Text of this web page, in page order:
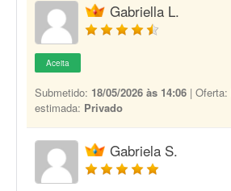
Gabriella L.
Aceita
Submetido: 18/05/2026 às 14:06 | Oferta:
estimada: Privado
Gabriela S.